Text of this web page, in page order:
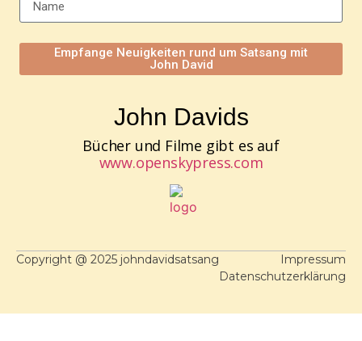
Empfange Neuigkeiten rund um Satsang mit
John David
John Davids
Bücher und Filme gibt es auf
www.openskypress.com
Copyright @ 2025 johndavidsatsang
Impressum
Datenschutzerklärung